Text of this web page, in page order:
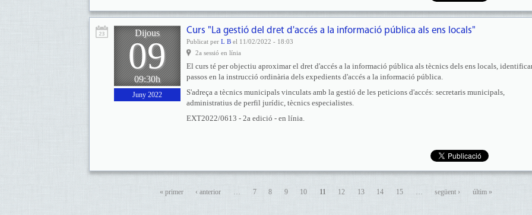
Dijous
09
09:30h
Juny 2022
Curs "La gestió del dret d'accés a la informació pública als ens locals"
Publicat per L B el 11/02/2022 - 18:03
2a sessió en línia
El curs té per objectiu aproximar el dret d'accés a la informació pública als tècnics dels ens locals,
passos en la instrucció ordinària dels expedients d'accés a la informació pública.
S'adreça a tècnics municipals vinculats amb la gestió de les peticions d'accés: secretaris municipals,
administratius de perfil jurídic, tècnics especialistes.
EXT2022/0613 - 2a edició - en línia.
« primer ‹ anterior … 7 8 9 10 11 12 13 14 15 … següent › últim »